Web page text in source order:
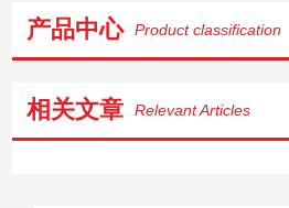
产品中心 Product classification
相关文章 Relevant Articles